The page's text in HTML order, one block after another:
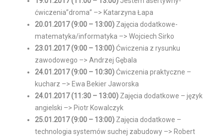
ćwiczenia”droma” –> Katarzyna Łapa
20.01.2017 (9:00 – 13:00) Zajęcia dodatkowe-
matematyka/informatyka –> Wojciech Sirko
23.01.2017 (9:00 – 13:00) Ćwiczenia z rysunku
zawodowego –> Andrzej Gębala
24.01.2017 (9:00 – 10:30) Ćwiczenia praktyczne –
kucharz –> Ewa Bekier Jaworska
24.01.2017 (11:30 – 13:00) Zajęcia dodatkowe – język
angielski –> Piotr Kowalczyk
25.01.2017 (9:00 – 13:00) Zajęcia dodatkowe –
technologia systemów suchej zabudowy –> Robert